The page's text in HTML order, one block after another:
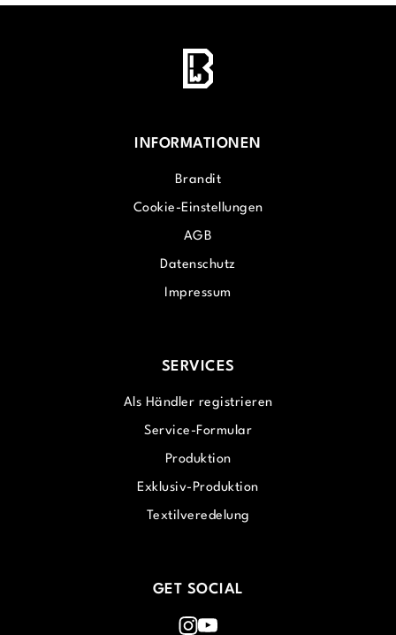
INFORMATIONEN
Brandit
Cookie-Einstellungen
AGB
Datenschutz
Impressum
SERVICES
Als Händler registrieren
Service-Formular
Produktion
Exklusiv-Produktion
Textilveredelung
GET SOCIAL
Instagram
Youtube